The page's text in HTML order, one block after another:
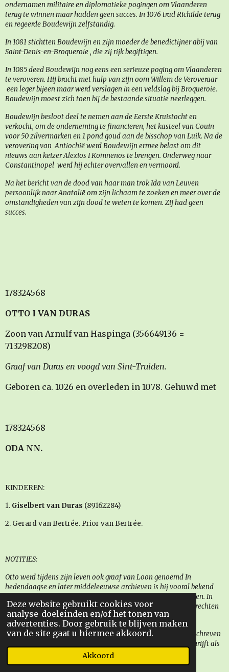
Deze website gebruikt cookies voor
analyse-doeleinden en/of het tonen van
advertenties. Door gebruik te blijven maken
van de site gaat u hiermee akkoord.
Akkoord
ondernamen militaire en diplomatieke pogingen om Vlaanderen
terug te winnen maar hadden geen succes. In 1076 trad Richilde terug
en regeerde Boudewijn zelfstandig.
In 1081 stichtten Boudewijn en zijn moeder de benedictijner abij van
Saint-Denis-en-Broqueroie , die zij rijk begiftigen.
In 1085 deed Boudewijn nog eens een serieuze poging om Vlaanderen
te veroveren. Hij bracht met hulp van zijn oom Willem de Veroveraar
een leger bijeen maar werd verslagen in een veldslag bij Broqueroie.
Boudewijn moest zich toen bij de bestaande situatie neerleggen.
Boudewijn besloot deel te nemen aan de Eerste Kruistocht en
verkocht, om de onderneming te financieren, het kasteel van Couin
voor 50 zilvermarken en 1 pond goud aan de bisschop van Luik. Na de
verovering van Antiochië werd Boudewijn ermee belast om dit
nieuws aan keizer Alexios I Komnenos te brengen. Onderweg naar
Constantinopel werd hij echter overvallen en vermoord.
Na het bericht van de dood van haar man trok Ida van Leuven
persoonlijk naar Anatolië om zijn lichaam te zoeken en meer over de
omstandigheden van zijn dood te weten te komen. Zij had geen
succes.
178324568
OTTO I VAN DURAS
Zoon van Arnulf van Haspinga (356649136 =
713298208)
Graaf van Duras en voogd van Sint-Truiden.
Geboren ca. 1026 en overleden in 1078. Gehuwd met
178324568
ODA NN.
KINDEREN:
1. Giselbert van Duras (89162284)
2. Gerard van Bertrée. Prior van Bertrée.
NOTITIES:
Otto werd tijdens zijn leven ook graaf van Loon genoemd In
hedendaagse en later middeleeuwse archieven is hij vooral bekend
vanwege zijn rol als pleitbezorger van de abdij van Sint-Truiden. In
een charter uit 1065 bevstigde Adalbero III van Luxemburg de rechten
van Otto met betrekking tot de abdij.
De 3e voortzetting van de Gesta van de Sint-Truidenabdij, geschreven
in de 14e eeuw, is de enige middeleeuwse bron die Otto omschrijft als
graaf van Duras, een titel die zijn zoon Gilbert later gebruikte.